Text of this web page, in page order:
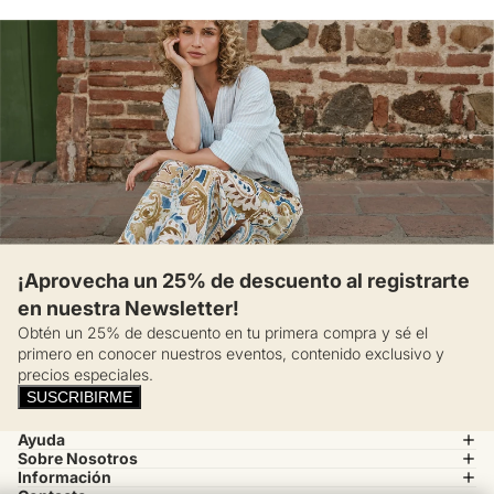
¡Aprovecha un 25% de descuento al registrarte
en nuestra Newsletter!
Obtén un 25% de descuento en tu primera compra y sé el
primero en conocer nuestros eventos, contenido exclusivo y
precios especiales.
SUSCRIBIRME
Ayuda
Sobre Nosotros
Información